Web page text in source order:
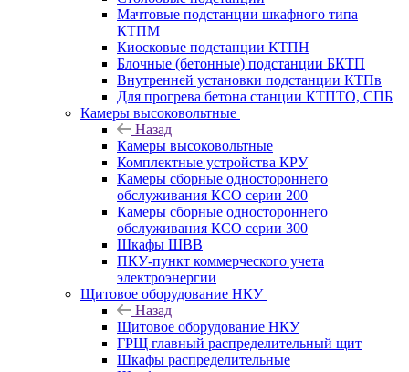
Мачтовые подстанции шкафного типа
КТПМ
Киосковые подстанции КТПН
Блочные (бетонные) подстанции БКТП
Внутренней установки подстанции КТПв
Для прогрева бетона станции КТПТО, СПБ
Камеры высоковольтные
Назад
Камеры высоковольтные
Комплектные устройства КРУ
Камеры сборные одностороннего
обслуживания КСО серии 200
Камеры сборные одностороннего
обслуживания КСО серии 300
Шкафы ШВВ
ПКУ-пункт коммерческого учета
электроэнергии
Щитовое оборудование НКУ
Назад
Щитовое оборудование НКУ
ГРЩ главный распределительный щит
Шкафы распределительные